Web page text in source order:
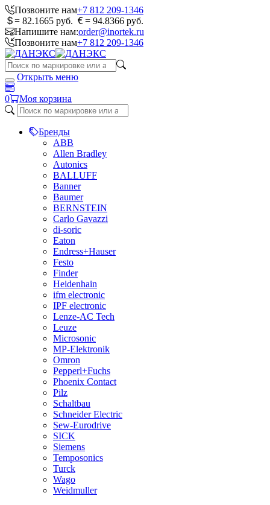
Позвоните нам+7 812 209-1346
= 82.1665 руб.
= 94.8366 руб.
Напишите нам:order@inortek.ru
Позвоните нам+7 812 209-1346
Открыть меню
0 Моя корзина
Бренды
ABB
Allen Bradley
Autonics
BALLUFF
Banner
Baumer
BERNSTEIN
Carlo Gavazzi
di-soric
Eaton
Endress+Hauser
Festo
Finder
Heidenhain
ifm electronic
IPF electronic
Lenze-AC Tech
Leuze
Microsonic
MP-Elektronik
Omron
Pepperl+Fuchs
Phoenix Contact
Pilz
Schaltbau
Schneider Electric
Sew-Eurodrive
SICK
Siemens
Temposonics
Turck
Wago
Weidmuller